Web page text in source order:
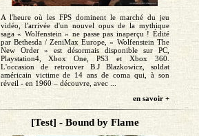
A l'heure où les FPS dominent le marché du jeu
vidéo, l'arrivée d'un nouvel opus de la mythique
saga « Wolfenstein » ne passe pas inaperçu ! Édité
par Bethesda / ZeniMax Europe, « Wolfenstein The
New Order » est désormais disponible sur PC,
Playstation4, Xbox One, PS3 et Xbox 360.
L'occasion de retrouver B.J Blazkowicz, soldat
américain victime de 14 ans de coma qui, à son
réveil - en 1960 – découvre, avec ...
en savoir +
[Test] - Bound by Flame